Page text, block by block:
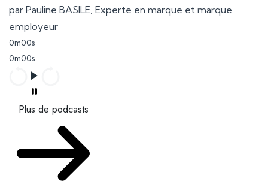
par Pauline BASILE, Experte en marque et marque
employeur
0m00s
0m00s
Plus de podcasts